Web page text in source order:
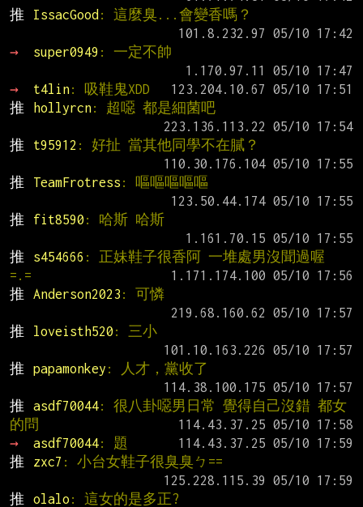
推
IssacGood : 這麼臭...會變香嗎？
→
super0949 : 一定不帥
→
t4lin: 吸鞋鬼XDD
推
hollyrcn: 超噁 都是細菌吧
推
t95912 : 好扯 當其他同學不在膩？
推
TeamFrotress : 嘔嘔嘔嘔嘔
推
fit8590 : 哈斯 哈斯
推
s454666 : 正妹鞋子很香阿 一堆處男沒聞過喔
=.=
推
Anderson2023 : 可憐
推
loveisth520 : 三小
推
papamonkey : 人才，黨收了
推
asdf70044: 很八卦噁男日常 覺得自己沒錯 都女
的問
→
asdf70044: 題
推
zxc7 : 小台女鞋子很臭臭ㄅ==
推
olalo : 這女的是多正?